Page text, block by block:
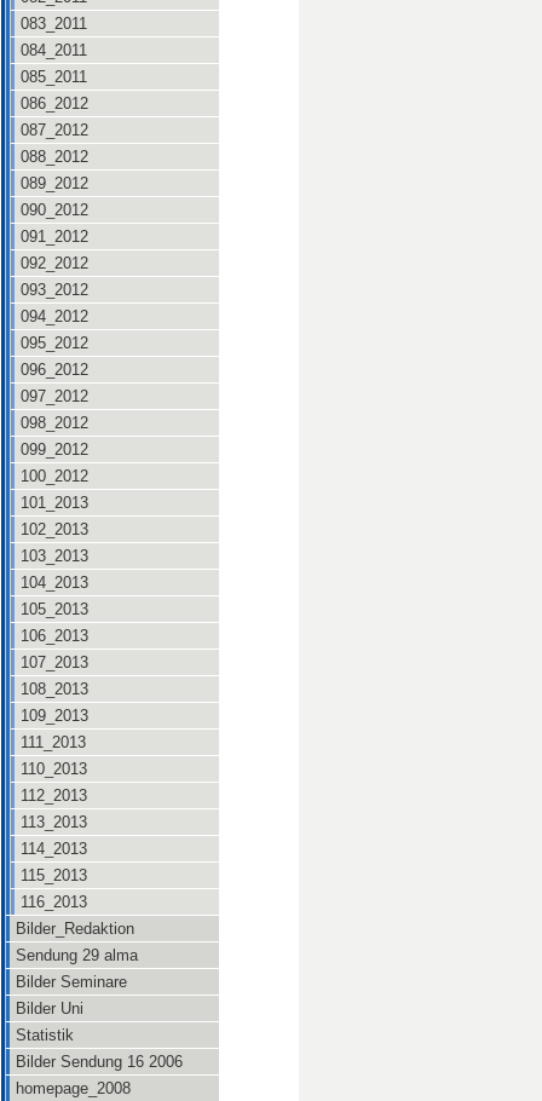
083_2011
084_2011
085_2011
086_2012
087_2012
088_2012
089_2012
090_2012
091_2012
092_2012
093_2012
094_2012
095_2012
096_2012
097_2012
098_2012
099_2012
100_2012
101_2013
102_2013
103_2013
104_2013
105_2013
106_2013
107_2013
108_2013
109_2013
111_2013
110_2013
112_2013
113_2013
114_2013
115_2013
116_2013
Bilder_Redaktion
Sendung 29 alma
Bilder Seminare
Bilder Uni
Statistik
Bilder Sendung 16 2006
homepage_2008